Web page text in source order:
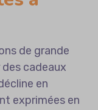
de grande
cadeaux
en
exprimées en